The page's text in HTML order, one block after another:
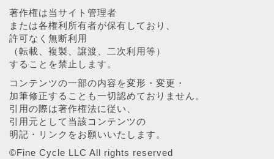
著作権は当サイト管理者
または各権利所有者が保有しており、
許可なく無断利用
（転載、複製、譲渡、二次利用等）
することを禁止します。
コンテンツの一部の内容を変形・変更・
加筆修正することも一切認めておりません。
引用の際は著作権法に従い、
引用元として当該コンテンツの
明記・リンクをお願いいたします。
©︎Fine Cycle LLC All rights reserved